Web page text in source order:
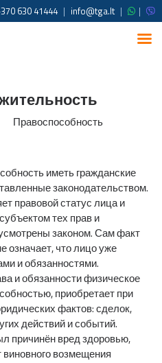
630 41444 | info@tga.lt | |
Правоспособность
иметь гражданские
законодательством.
правовой статус лица и
тех прав и
законом. Сам факт
означает, что лицо уже
и обязанностями.
и обязанности физическое
приобретает при
фактов: сделок,
действий и событий.
причинён вред здоровью,
виновного возмещения